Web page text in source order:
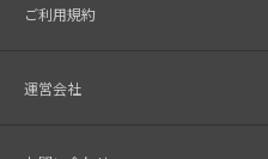
ご利用規約
運営会社